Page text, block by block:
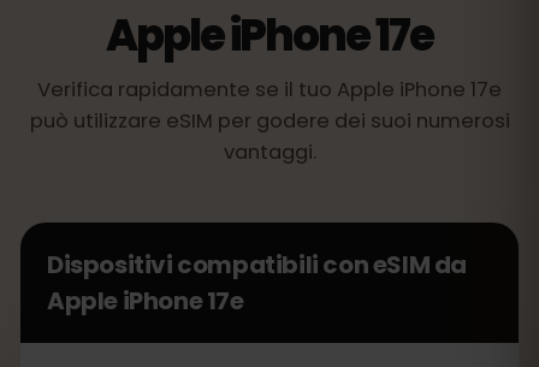
Apple iPhone 17e
Verifica rapidamente se il tuo Apple iPhone 17e
può utilizzare eSIM per godere dei suoi numerosi
vantaggi.
Dispositivi compatibili con eSIM da
Apple iPhone 17e